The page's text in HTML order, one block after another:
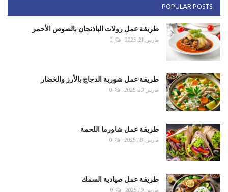
POPULAR POSTS
طريقة عمل رولات الباذنجان بالصوص الأحمر
مارس 21, 2025 0
طريقة عمل شوربة الدجاج بالأرز والخضار
مارس 20, 2025 0
طريقة عمل شاورما اللحمة
مارس 18, 2025 0
طريقة عمل صيادية السمك